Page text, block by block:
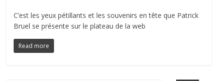
C’est les yeux pétillants et les souvenirs en tête que Patrick
Bruel se présente sur le plateau de la web
Read more